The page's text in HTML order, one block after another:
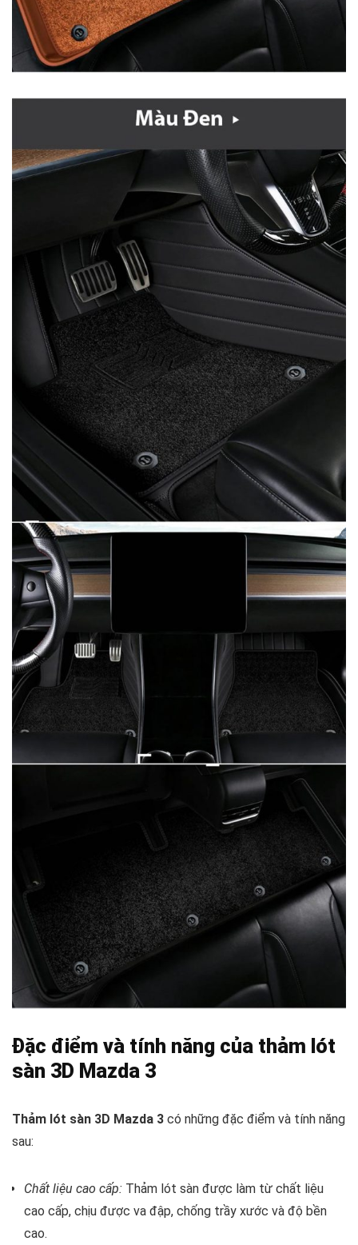
Đặc điểm và tính năng của thảm lót
sàn 3D Mazda 3
Thảm lót sàn 3D Mazda 3 có những đặc điểm và tính năng
sau:
Chất liệu cao cấp: Thảm lót sàn được làm từ chất liệu
cao cấp, chịu được va đập, chống trầy xước và độ bền
cao.